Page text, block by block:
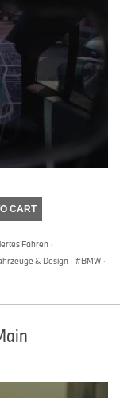
CART
Fahren ·
& Design · BMW ·